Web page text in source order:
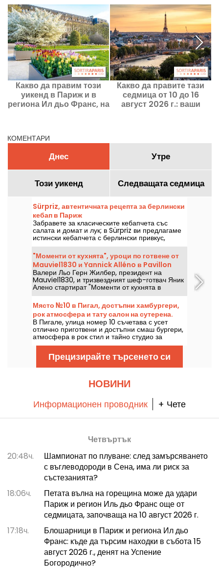
Какво да правим този
уикенд в Париж и в
региона Ил дьо Франс, на
Какво да правите тази
седмица от 10 до 16
август 2026 г.: ваши
КОМЕНТАРИ
Днес Утре
Този уикенд Следващата седмица
Sürpriz, автентичната рецепта за берлински
кебап в Париж
Забравете за класическите кебапчета със
салата и домат и лук; в Sürpriz ви предлагаме
истински кебапчета с берлински привкус,
пълни с пресни зеленчуци, перфектно
изпечено месо и домашно приготвени сосове.
Добри новини за жителите на Източен Париж: в
Бастилията току-що отвори врати нов адрес!
"Моменти от кухнята", уроци по готвене от
Mauviel1830 и Yannick Alléno в Pavillon
Ledoyen
Валери Льо Герн Жилбер, президент на
Mauviel1830, и тризвездният шеф-готвач Яник
Алено стартират "Моменти от кухнята в
Ledoyen", за да споделят знанията си за
продуктите и техниките на готвене с
кулинарните ентусиасти.
Място №10 в Пигал, достъпни хамбургери,
рок атмосфера и тату салон на сутерена.
В Пигале, улица номер 10 съчетава с усет
отлично приготвени и достъпни смаш бургери,
атмосфера в рок стил и тайно студио за
татуировки, вкопано в сутерена. Това е
оживено място, което те кара да искаш да се
връщаш отново!
Прецизирайте търсенето си
НОВИНИ
Информационен проводник + Чете
Четвъртък
20:48ч.
Шампионат по плуване: след замърсяването
с въглеводороди в Сена, има ли риск за
състезанията?
18:06ч.
Петата вълна на горещина може да удари
Париж и регион Иль дьо Франс още от
седмицата, започваща на 10 август 2026 г.
17:18ч.
Блошарници в Париж и региона Ил дьо
Франс: къде да търсим находки в събота 15
август 2026 г., денят на Успение
Богородично?